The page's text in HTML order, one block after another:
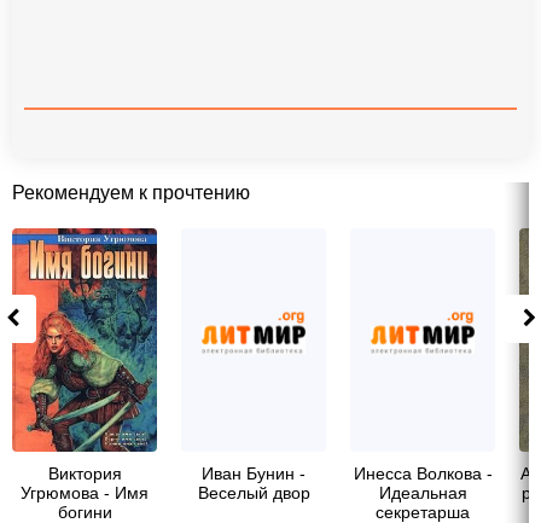
Рекомендуем к прочтению
Виктория
Угрюмова - Имя
богини
Иван Бунин -
Веселый двор
Инесса Волкова -
Идеальная
секретарша